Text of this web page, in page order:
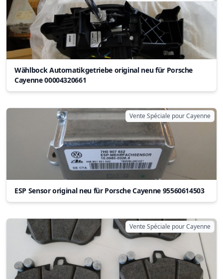
Wählbock Automatikgetriebe original neu für Porsche
Cayenne 00004320661
Vente Spéciale pour Cayenne
ESP Sensor original neu für Porsche Cayenne 95560614503
Vente Spéciale pour Cayenne